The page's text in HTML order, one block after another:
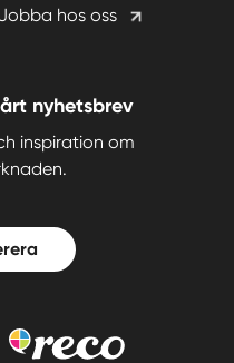
hos oss
nyhetsbrev
inspiration om